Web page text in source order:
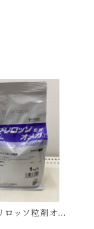
ロッソ粒剤オメ
】10袋入